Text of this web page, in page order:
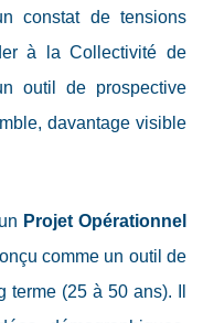
constat de tensions
à la Collectivité de
outil de prospective
davantage visible
Projet Opérationnel
comme un outil de
(25 à 50 ans). Il